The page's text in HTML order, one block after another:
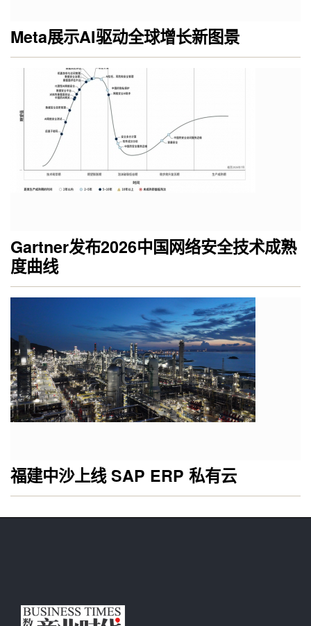
Meta展示AI驱动全球增长新图景
Gartner发布2026中国网络安全技术成熟
度曲线
福建中沙上线 SAP ERP 私有云